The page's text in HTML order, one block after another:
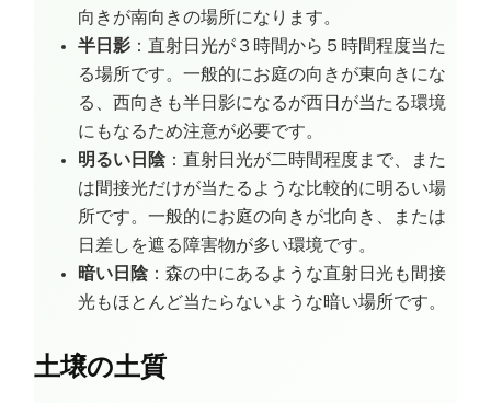
向きが南向きの場所になります。
半日影 ：直射日光が３時間から５時間程度当た
る場所です。一般的にお庭の向きが東向きにな
る、西向きも半日影になるが西日が当たる環境
にもなるため注意が必要です。
明るい日陰：直射日光が二時間程度まで、また
は間接光だけが当たるような比較的に明るい場
所です。一般的にお庭の向きが北向き、または
日差しを遮る障害物が多い環境です。
暗い日陰：森の中にあるような直射日光も間接
光もほとんど当たらないような暗い場所です。
土壌の土質